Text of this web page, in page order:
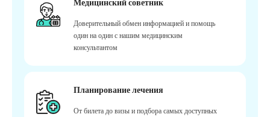
Медицинский советник
Доверительный обмен информацией и помощь
один на один с нашим медицинским
консультантом
Планирование лечения
От билета до визы и подбора самых доступных